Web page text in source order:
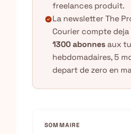
freelances produit.
check_circleLa newsletter The
Courier compte
1300 abonnesaux
hebdomadaires, 5
depart de zero en
SOMMAIRE